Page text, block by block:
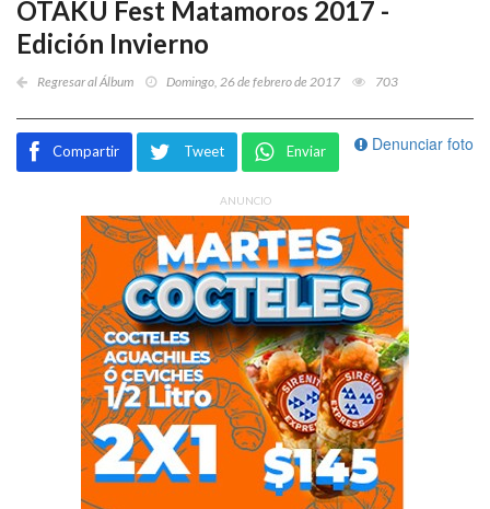
OTAKU Fest Matamoros 2017 -
Edición Invierno
Regresar al Álbum Domingo, 26 de febrero de 2017 703
Denunciar foto
Compartir Tweet Enviar
ANUNCIO